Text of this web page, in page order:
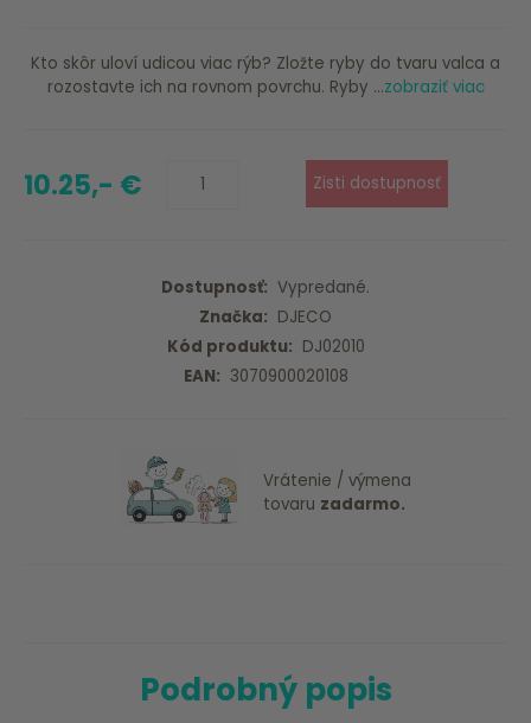
Kto skôr uloví udicou viac rýb? Zložte ryby do tvaru valca a
rozostavte ich na rovnom povrchu. Ryby ...zobraziť viac
10.25,- €
Dostupnosť: Vypredané.
Značka: DJECO
Kód produktu: DJ02010
EAN: 3070900020108
Vrátenie / výmena
tovaru zadarmo.
Podrobný popis